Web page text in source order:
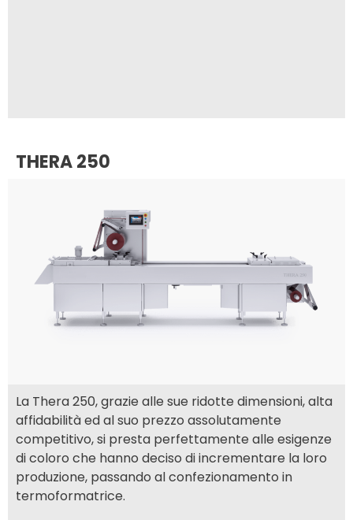
THERA 250
La Thera 250, grazie alle sue ridotte dimensioni, alta
affidabilità ed al suo prezzo assolutamente
competitivo, si presta perfettamente alle esigenze
di coloro che hanno deciso di incrementare la loro
produzione, passando al confezionamento in
termoformatrice.